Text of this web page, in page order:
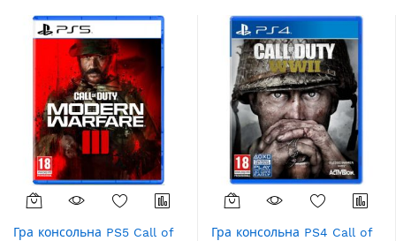
Гра консольна PS5 Call of
Гра консольна PS4 Call of